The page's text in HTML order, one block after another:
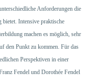
Anforderungen die
bietet. Intensive praktische
machen es möglich, sehr
den Punkt zu kommen. Für das
Perspektiven in einer
Fendel und Dorothée Fendel